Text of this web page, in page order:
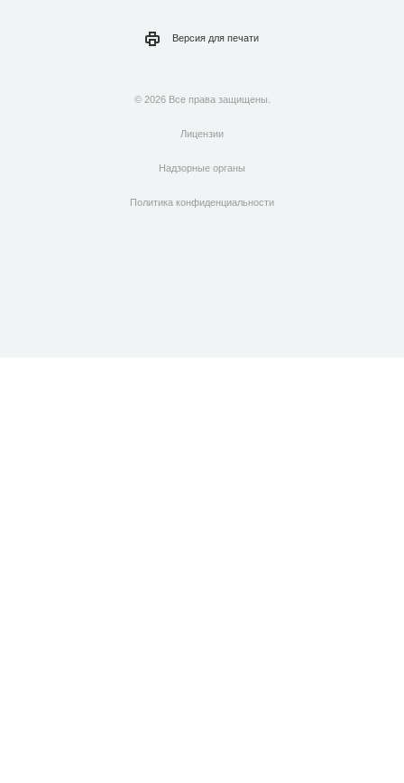
Версия для печати
© 2026 Все права защищены.
Лицензии
Надзорные органы
Политика конфиденциальности